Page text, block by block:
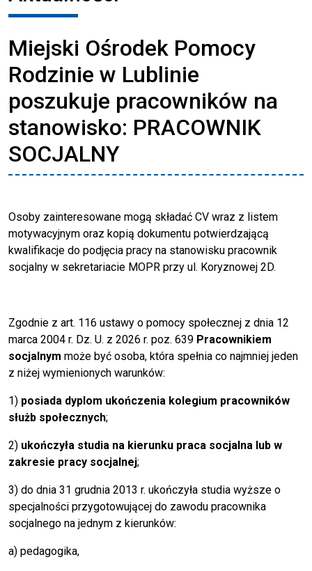
Miejski Ośrodek Pomocy
Rodzinie w Lublinie
poszukuje pracowników na
stanowisko: PRACOWNIK
SOCJALNY
Osoby zainteresowane mogą składać CV wraz z listem
motywacyjnym oraz kopią dokumentu potwierdzającą
kwalifikacje do podjęcia pracy na stanowisku pracownik
socjalny w sekretariacie MOPR przy ul. Koryznowej 2D.
Zgodnie z art. 116 ustawy o pomocy społecznej z dnia 12
marca 2004 r. Dz. U. z 2026 r. poz. 639 Pracownikiem
socjalnym może być osoba, która spełnia co najmniej jeden
z niżej wymienionych warunków:
1) posiada dyplom ukończenia kolegium pracowników
służb społecznych;
2) ukończyła studia na kierunku praca socjalna lub w
zakresie pracy socjalnej;
3) do dnia 31 grudnia 2013 r. ukończyła studia wyższe o
specjalności przygotowującej do zawodu pracownika
socjalnego na jednym z kierunków:
a) pedagogika,